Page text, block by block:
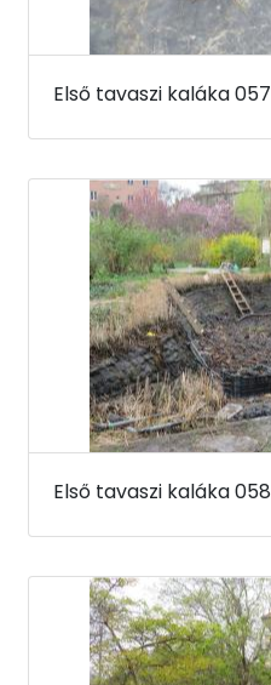
Első tavaszi kaláka 057
Első tavaszi kaláka 058